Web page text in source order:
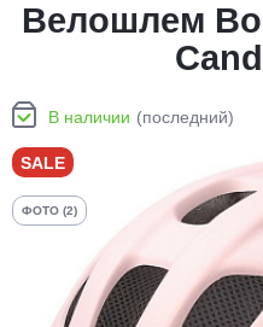
Велошлем
В наличии (последний)
SALE
ФОТО (2)
оплатуна
без
График платежей